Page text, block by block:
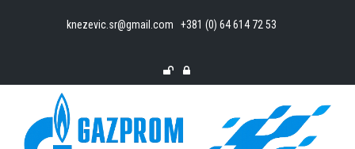
knezevic.sr@gmail.com +381 (0) 64 614 72 53